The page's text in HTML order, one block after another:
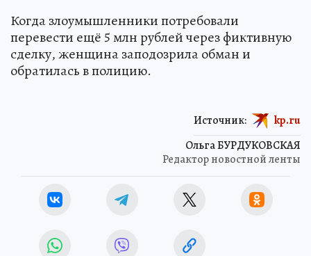
Когда злоумышленники потребовали
перевести ещё 5 млн рублей через фиктивную
сделку, женщина заподозрила обман и
обратилась в полицию.
Ольга БУРДУКОВСКАЯ
Редактор новостной ленты
Источник: kp.ru